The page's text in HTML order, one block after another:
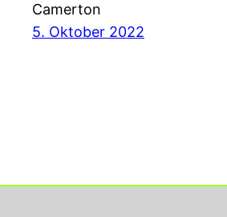
Camerton
5. Oktober 2022